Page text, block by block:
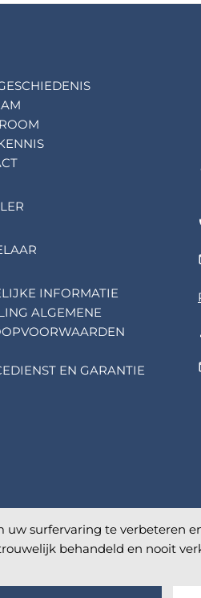
INFORMATIE
ALGEMENE
EN GARANTIE
uw surfervaring te verbeteren
behandeld en nooit